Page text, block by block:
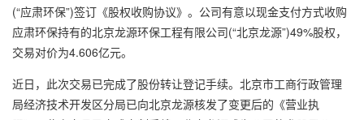
(“应肃环保”)签订《股权收购协议》。公司有意以现金支付方式收购
应肃环保持有的北京龙源环保工程有限公司(“北京龙源”)49%股权，
交易对价为4.606亿元。
近日，此次交易已完成了股份转让登记手续。北京市工商行政管理
局经济技术开发区分局已向北京龙源核发了变更后的《营业执